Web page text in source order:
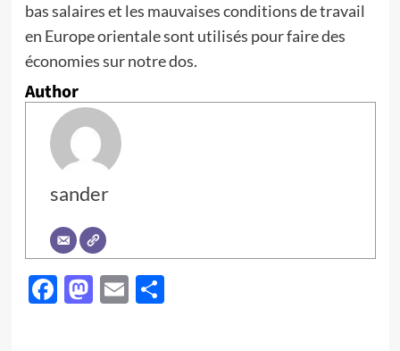
bas salaires et les mauvaises conditions de travail
en Europe orientale sont utilisés pour faire des
économies sur notre dos.
Author
sander
Facebook
Mastodon
EmailPartager